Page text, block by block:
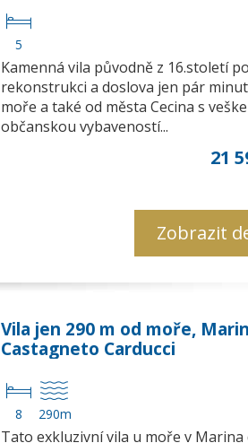
5
Kamenná vila původně z 16.století po
rekonstrukci a doslova jen pár
moře a také od města Cecina s
občanskou vybaveností...
21
Zobrazit
Vila jen 290 m od moře,
Castagneto Carducci
8 290m
Tato exkluzivní vila u moře v Marina